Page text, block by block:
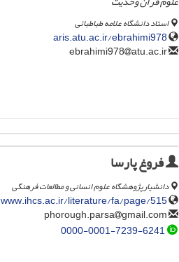
استاد دانشگاه علامه طباطبائی
aris.atu.ac.ir/ebrahimi978
atu.ac.ir
فروغ پارسا
دانشیارپژوهشگاه علوم انسانی و مطالعات فرهنگی
www.ihcs.ac.ir/literature/fa/page/515/
gmail.com
0000-0001-7239-6241